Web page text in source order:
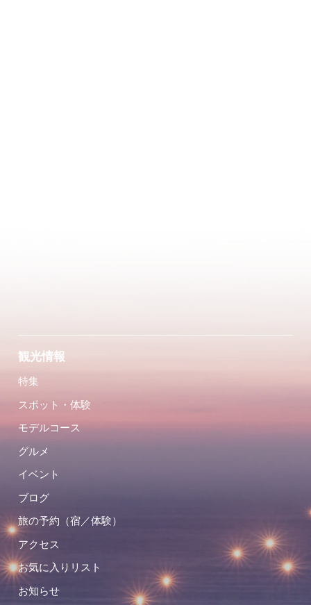
観光情報
特集
スポット・体験
モデルコース
グルメ
イベント
ブログ
旅の予約（宿／体験）
アクセス
お気に入りリスト
お知らせ